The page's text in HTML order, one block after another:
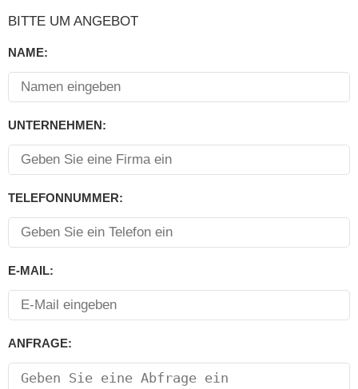
BITTE UM ANGEBOT
NAME:
UNTERNEHMEN:
TELEFONNUMMER:
E-MAIL:
ANFRAGE: